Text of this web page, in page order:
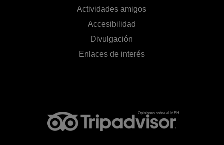
Actividades amigos
Accesibilidad
Divulgación
Enlaces de interés
Opiniones sobre el MEH